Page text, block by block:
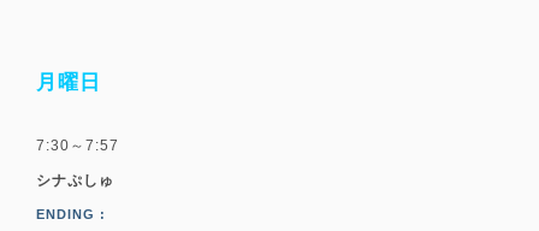
月曜日
7:30～7:57
シナぷしゅ
ENDING :